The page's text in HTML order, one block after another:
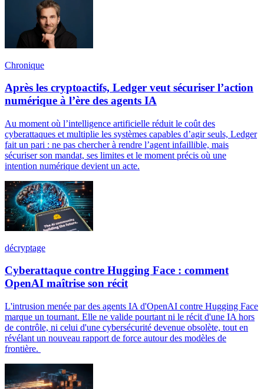
Chronique
Après les cryptoactifs, Ledger veut sécuriser l’action
numérique à l’ère des agents IA
Au moment où l’intelligence artificielle réduit le coût des
cyberattaques et multiplie les systèmes capables d’agir seuls, Ledger
fait un pari : ne pas chercher à rendre l’agent infaillible, mais
sécuriser son mandat, ses limites et le moment précis où une
intention numérique devient un acte.
décryptage
Cyberattaque contre Hugging Face : comment
OpenAI maîtrise son récit
L'intrusion menée par des agents IA d'OpenAI contre Hugging Face
marque un tournant. Elle ne valide pourtant ni le récit d'une IA hors
de contrôle, ni celui d'une cybersécurité devenue obsolète, tout en
révélant un nouveau rapport de force autour des modèles de
frontière.